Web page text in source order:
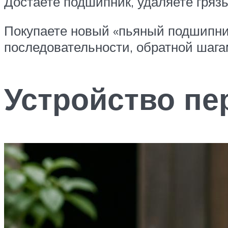
Покупаете новый «пьяный
последовательности, обратной
Устройство